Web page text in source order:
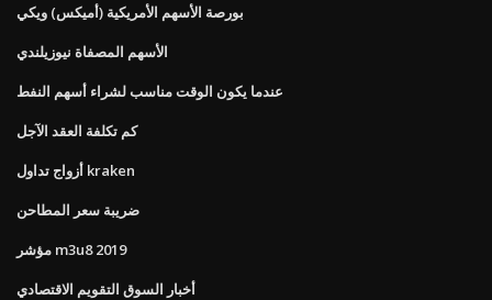
بورصة الأسهم الأمريكية (أميكس) ويكي
الأسهم المصفاة نيوزيلندي
عندما يكون الوقت مناسب لشراء أسهم النفط
كم تكلفة العقد الآجل
أزواج تداول kraken
ضريبة سعر المطاحن
مؤشر m3u8 2019
أخبار السوق التقويم الاقتصادي